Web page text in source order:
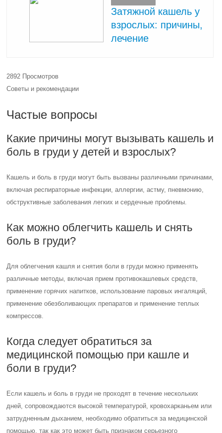
Затяжной кашель у
взрослых: причины,
лечение
2892 Просмотров
Советы и рекомендации
Частые вопросы
Какие причины могут вызывать кашель и
боль в груди у детей и взрослых?
Кашель и боль в груди могут быть вызваны различными причинами,
включая респираторные инфекции, аллергии, астму, пневмонию,
обструктивные заболевания легких и сердечные проблемы.
Как можно облегчить кашель и снять
боль в груди?
Для облегчения кашля и снятия боли в груди можно применять
различные методы, включая прием противокашлевых средств,
применение горячих напитков, использование паровых ингаляций,
применение обезболивающих препаратов и применение теплых
компрессов.
Когда следует обратиться за
медицинской помощью при кашле и
боли в груди?
Если кашель и боль в груди не проходят в течение нескольких
дней, сопровождаются высокой температурой, кровохарканьем или
затрудненным дыханием, необходимо обратиться за медицинской
помощью, так как это может быть признаком серьезного